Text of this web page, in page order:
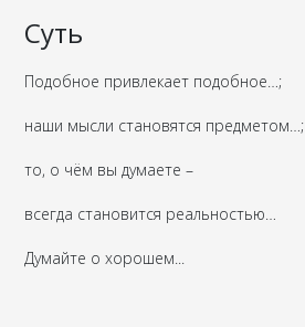
Суть
Подобное привлекает подобное…;
наши мысли становятся предметом…;
то, о чём вы думаете –
всегда становится реальностью…
Думайте о хорошем...